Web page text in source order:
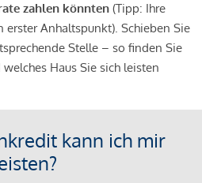
zahlen könnten (Tipp: Ihre
erster Anhaltspunkt). Schieben Sie
Stelle – so finden Sie
Haus Sie sich leisten
kann ich mir